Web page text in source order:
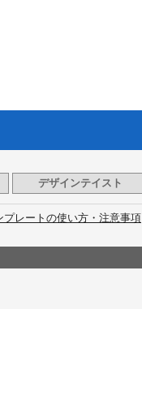
デザインテイスト
プレートの使い方・注意事項